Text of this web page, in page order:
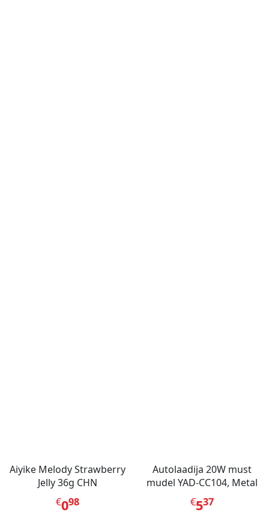
Aiyike Melody Strawberry
Jelly 36g CHN
€098
Autolaadija 20W must
mudel YAD-CC104, Metal
€537